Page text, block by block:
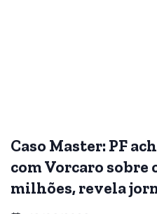
Caso Master: PF
com Vorcaro sobre
milhões, revela